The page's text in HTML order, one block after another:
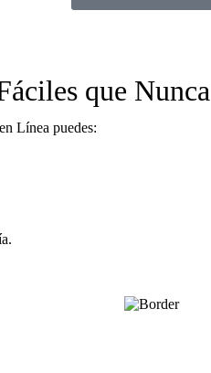
que Nunca
Línea puedes: